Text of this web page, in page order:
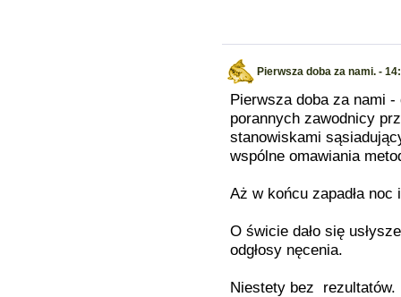
Pierwsza doba za nami. -
Pierwsza doba za nami
porannych zawodnicy
stanowiskami
wspólne omawiania
Aż w końcu zapadła noc
O świcie dało się
odgłosy nęcenia.
Niestety bez rezultatów.